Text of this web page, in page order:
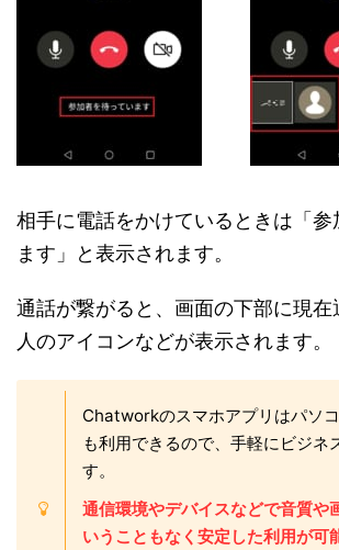
相手に電話をかけているときは「参
ます」と表示されます。
通話が繋がると、画面の下部に現在
人のアイコンなどが表示されます。
Chatworkのスマホアプリはパソ
も利用できるので、手軽にビジネ
す。
通信環境やデバイスなどで音質や
いうこともなく安定した利用が可